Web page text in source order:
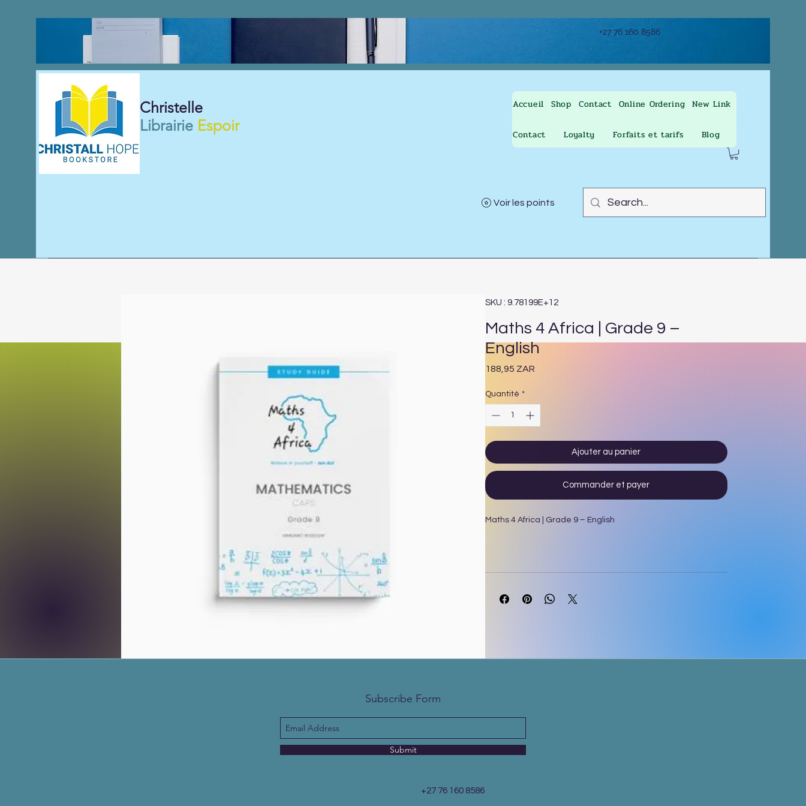
+27 76 160 8586
Christelle
Librairie Espoir
Accueil Shop Contact Online Ordering New Link
Contact Loyalty Forfaits et tarifs Blog
Voir les points
SKU : 9.78199E+12
Maths 4 Africa | Grade 9 –
English
188,95 ZARPrix
Quantité *
Ajouter au panier
Commander et payer
Maths 4 Africa | Grade 9 – English
Subscribe Form
Submit
+27 76 160 8586